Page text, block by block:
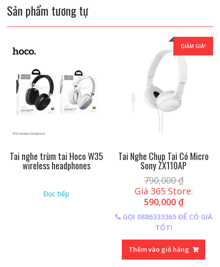
Sản phẩm tương tự
Tai nghe trùm tai Hoco W35
wireless headphones
Đọc tiếp
GIẢM GIÁ!
Tai Nghe Chụp Tai Có Micro
Sony ZX110AP
790,000₫
Giá 365 Store:
590,000 ₫
GỌI 0886333365 ĐỂ CÓ GIÁ
TỐT!
Thêm vào giỏ hàng